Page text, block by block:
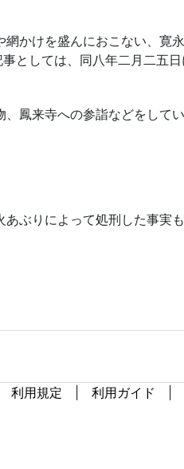
利用規定 利用ガイド